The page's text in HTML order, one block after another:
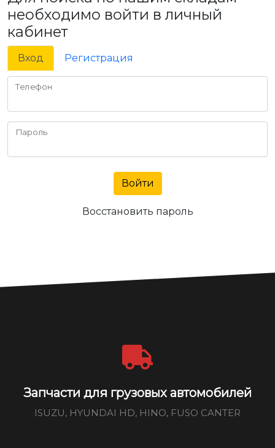
необходимо войти в личный
кабинет
Вход Регистрация
Телефон
Пароль
Войти
Восстановить пароль
Запчасти для грузовых автомобилей
ISUZU, HYUNDAI HD, HINO, FUSO CANTER